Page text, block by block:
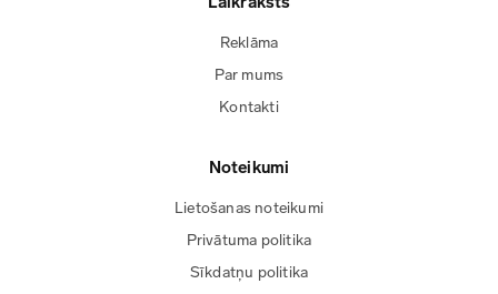
Reklāma
Par mums
Kontakti
Noteikumi
Lietošanas noteikumi
Privātuma politika
Sīkdatņu politika